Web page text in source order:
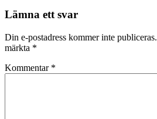
Lämna ett svar
Din e-postadress kommer inte publiceras.
märkta *
Kommentar *